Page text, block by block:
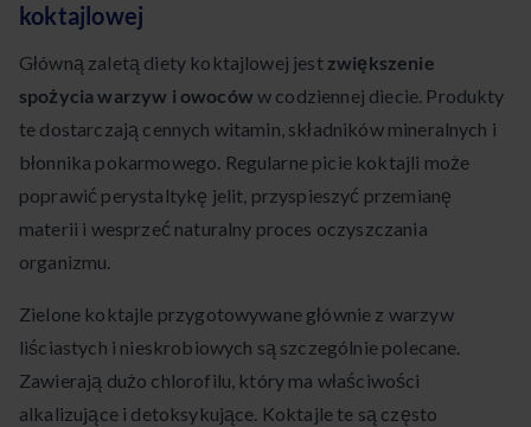
koktajlowej
Główną zaletą diety koktajlowej jest zwiększenie
spożycia warzyw i owoców w codziennej diecie. Produkty
te dostarczają cennych witamin, składników mineralnych i
błonnika pokarmowego. Regularne picie koktajli może
poprawić perystaltykę jelit, przyspieszyć przemianę
materii i wesprzeć naturalny proces oczyszczania
organizmu.
Zielone koktajle przygotowywane głównie z warzyw
liściastych i nieskrobiowych są szczególnie polecane.
Zawierają dużo chlorofilu, który ma właściwości
alkalizujące i detoksykujące. Koktajle te są często